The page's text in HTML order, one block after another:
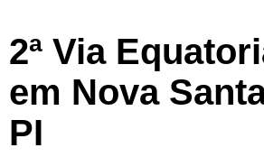
2ª Via
em Nova
PI